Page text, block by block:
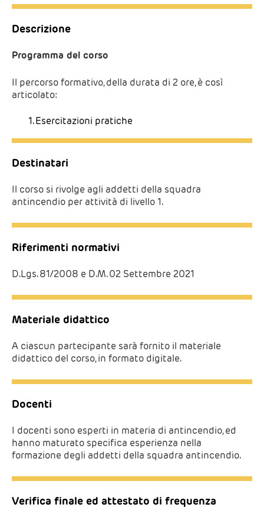
Descrizione
Programma del corso
Il percorso formativo, della durata di 2 ore, è così
articolato:
Esercitazioni pratiche
Destinatari
Il corso si rivolge agli addetti della squadra
antincendio per attività di livello 1.
Riferimenti normativi
D.Lgs. 81/2008 e D.M. 02 Settembre 2021
Materiale didattico
A ciascun partecipante sarà fornito il materiale
didattico del corso, in formato digitale.
Docenti
I docenti sono esperti in materia di antincendio, ed
hanno maturato specifica esperienza nella
formazione degli addetti della squadra antincendio.
Verifica finale ed attestato di frequenza